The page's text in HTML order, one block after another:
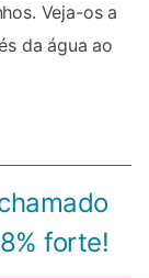
Veja-os a
da água ao
forte!